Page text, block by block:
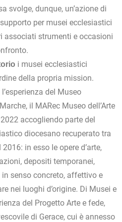
svolge, dunque, un’azione di
per musei ecclesiastici
associati strumenti e occasioni
i musei ecclesiastici
della propria mission.
del Museo
il MARec Museo dell’Arte
accogliendo parte del
diocesano recuperato tra
in esso le opere d’arte,
depositi temporanei,
senso concreto, affettivo e
nei luoghi d’origine. Di Musei e
del Progetto Arte e fede,
di Gerace, cui è annesso